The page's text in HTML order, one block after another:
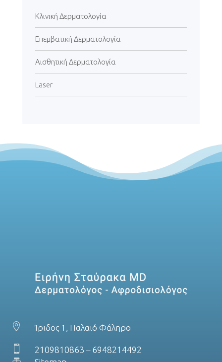
Κλινική Δερματολογία
Επεμβατική Δερματολογία
Αισθητική Δερματολογία
Laser
 Ίριδος 1, Παλαιό Φάληρο
 2109810863 – 6948214492